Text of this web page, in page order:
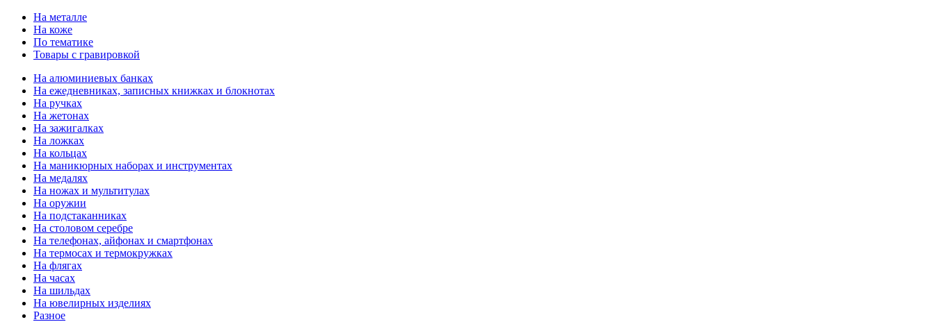
На металле
На коже
По тематике
Товары с гравировкой
На алюминиевых банках
На ежедневниках, записных книжках и блокнотах
На ручках
На жетонах
На зажигалках
На ложках
На кольцах
На маникюрных наборах и инструментах
На медалях
На ножах и мультитулах
На оружии
На подстаканниках
На столовом серебре
На телефонах, айфонах и смартфонах
На термосах и термокружках
На флягах
На часах
На шильдах
На ювелирных изделиях
Разное